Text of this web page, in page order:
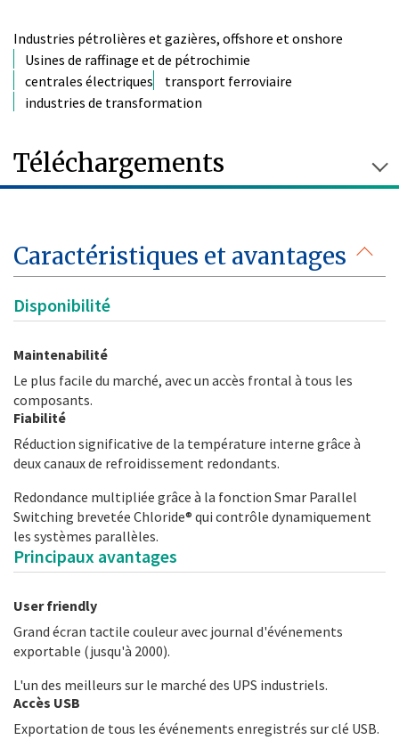
Industries pétrolières et gazières, offshore et onshore
Usines de raffinage et de pétrochimie
centrales électriques
transport ferroviaire
industries de transformation
Téléchargements
Caractéristiques et avantages
Disponibilité
Maintenabilité
Le plus facile du marché, avec un accès frontal à tous les
composants.
Fiabilité
Réduction significative de la température interne grâce à
deux canaux de refroidissement redondants.
Redondance multipliée grâce à la fonction Smar Parallel
Switching brevetée Chloride® qui contrôle dynamiquement
les systèmes parallèles.
Principaux avantages
User friendly
Grand écran tactile couleur avec journal d'événements
exportable (jusqu'à 2000).
L'un des meilleurs sur le marché des UPS industriels.
Accès USB
Exportation de tous les événements enregistrés sur clé USB.